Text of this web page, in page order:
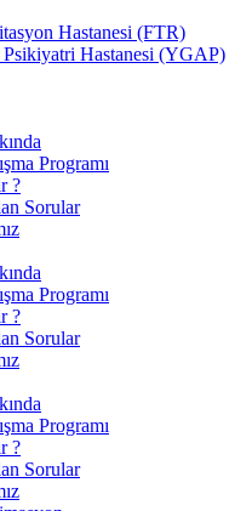
Hastanesi (FTR)
Hastanesi (YGAP)
Programı
?
Sorular
Programı
?
Sorular
Programı
?
Sorular